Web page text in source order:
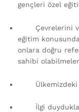
gençleri özel
Çevrelerini ve
eğitim
onlara doğru
sahibi
Ülkemizdeki
İlgi duydukları